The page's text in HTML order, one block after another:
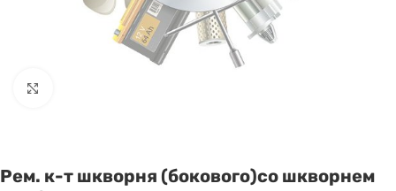
Рем. к-т шкворня (бокового)со шкворнем